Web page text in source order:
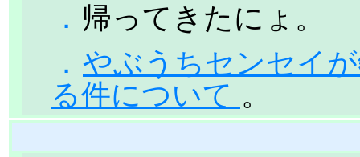
． 帰ってきたにょ。
． やぶうちセンセイ
る件について 。